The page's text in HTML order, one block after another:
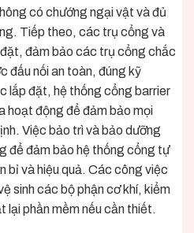
có chướng ngại vật và đủ
Tiếp theo, các trụ cổng và
đảm bảo các trụ cổng chắc
đấu nối an toàn, đúng kỹ
lắp đặt, hệ thống cổng barrier
hoạt động để đảm bảo mọi
Việc bảo trì và bảo dưỡng
để đảm bảo hệ thống cổng tự
bỉ và hiệu quả. Các công việc
sinh các bộ phận cơ khí, kiểm
lại phần mềm nếu cần thiết.